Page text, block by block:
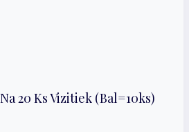
20 Ks Vizitiek (bal=10ks)